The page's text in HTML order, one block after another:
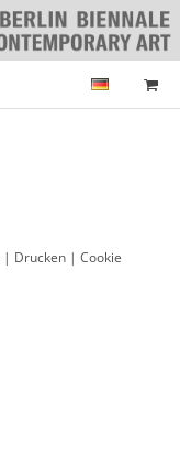
| Drucken | Cookie